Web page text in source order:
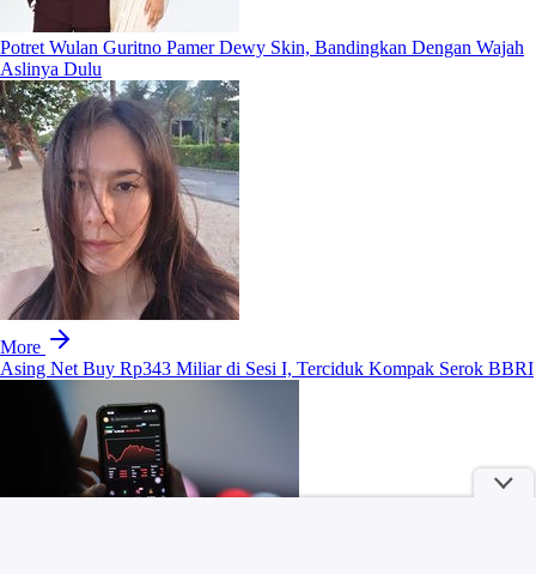
Potret Wulan Guritno Pamer Dewy Skin, Bandingkan Dengan Wajah
Aslinya Dulu
More
Asing Net Buy Rp343 Miliar di Sesi I, Terciduk Kompak Serok BBRI